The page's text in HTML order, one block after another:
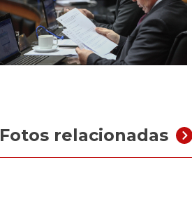
Fotos relacionadas